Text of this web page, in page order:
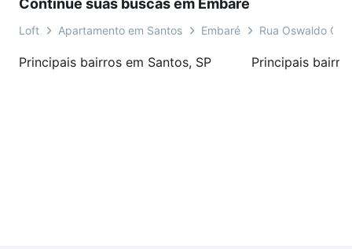
visita e venha conhecer esta incrível cobertura duplex!
Continue suas buscas em Embaré
Loft Apartamento em Santos Embaré Rua Oswaldo
Principais bairros em Santos, SP Principais